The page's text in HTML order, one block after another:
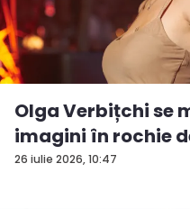
26 iulie 2026, 10:47
Olga Verbițchi se
imagini în rochie